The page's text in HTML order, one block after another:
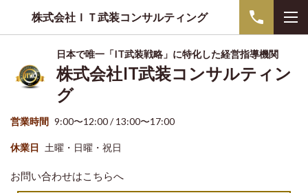
株式会社ＩＴ武装コンサルティング
日本で唯一「IT武装戦略」に特化した経営指導機関
株式会社IT武装コンサルティン
グ
営業時間 9:00〜12:00 / 13:00〜17:00
休業日 土曜・日曜・祝日
お問い合わせはこちらへ